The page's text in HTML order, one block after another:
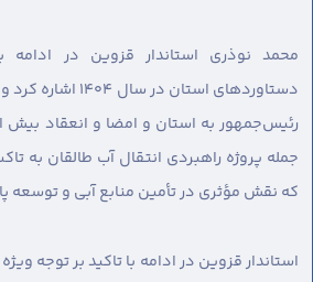
محمد نوذری استاندار قزوین در ادامه
دستاوردهای استان
جمله پروژه راهبردی انتقال آب طالقان به
که نقش مؤثری در تأمین منابع آبی و توسعه
استاندار قزوین در ادامه با تاکید بر توجه